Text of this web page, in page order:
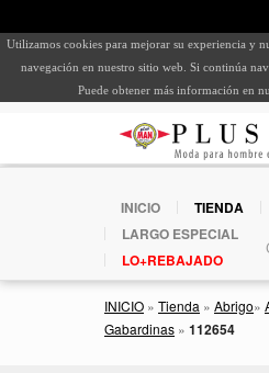
Utilizamos cookies para mejorar su experiencia y
navegación en nuestro sitio web. Si continúa
Puede obtener más información en
INICIO TIENDA
LARGO ESPECIAL
LO+REBAJADO
INICIO » Tienda » Abrigo»
Gabardinas » 112654